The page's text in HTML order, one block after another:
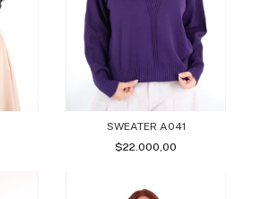
SWEATER A041
$22.000,00